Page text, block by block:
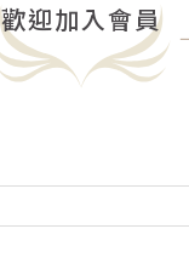
歡迎加入會員